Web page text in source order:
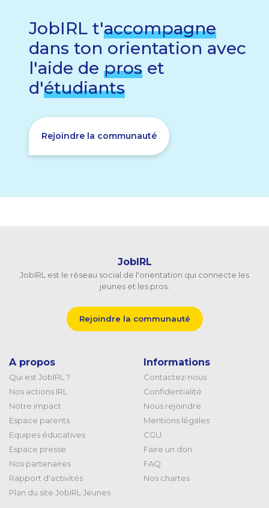
JobIRL t'accompagne
dans ton orientation avec
l'aide de pros et
d'étudiants
Rejoindre la communauté
JobIRL
JobIRL est le réseau social de l'orientation qui connecte les
jeunes et les pros.
Rejoindre la communauté
A propos
Qui est JobIRL ?
Nos actions IRL
Notre impact
Espace parents
Equipes éducatives
Espace presse
Nos partenaires
Rapport d'activités
Plan du site JobIRL Jeunes
Informations
Contactez-nous
Confidentialité
Nous rejoindre
Mentions légales
CGU
Faire un don
FAQ
Nos chartes